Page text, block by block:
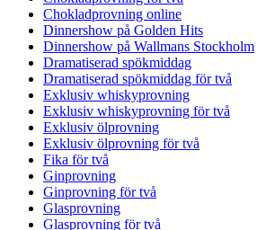
Chokladprovning online
Dinnershow på Golden Hits
Dinnershow på Wallmans Stockholm
Dramatiserad spökmiddag
Dramatiserad spökmiddag för två
Exklusiv whiskyprovning
Exklusiv whiskyprovning för två
Exklusiv ölprovning
Exklusiv ölprovning för två
Fika för två
Ginprovning
Ginprovning för två
Glasprovning
Glasprovning för två